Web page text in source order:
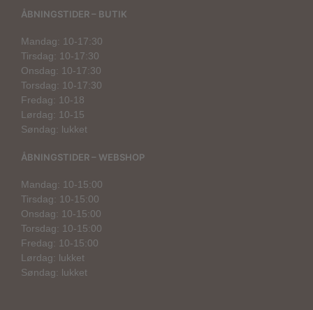
ÅBNINGSTIDER – BUTIK
Mandag: 10-17:30
Tirsdag: 10-17:30
Onsdag: 10-17:30
Torsdag: 10-17:30
Fredag: 10-18
Lørdag: 10-15
Søndag: lukket
ÅBNINGSTIDER – WEBSHOP
Mandag: 10-15:00
Tirsdag: 10-15:00
Onsdag: 10-15:00
Torsdag: 10-15:00
Fredag: 10-15:00
Lørdag: lukket
Søndag: lukket